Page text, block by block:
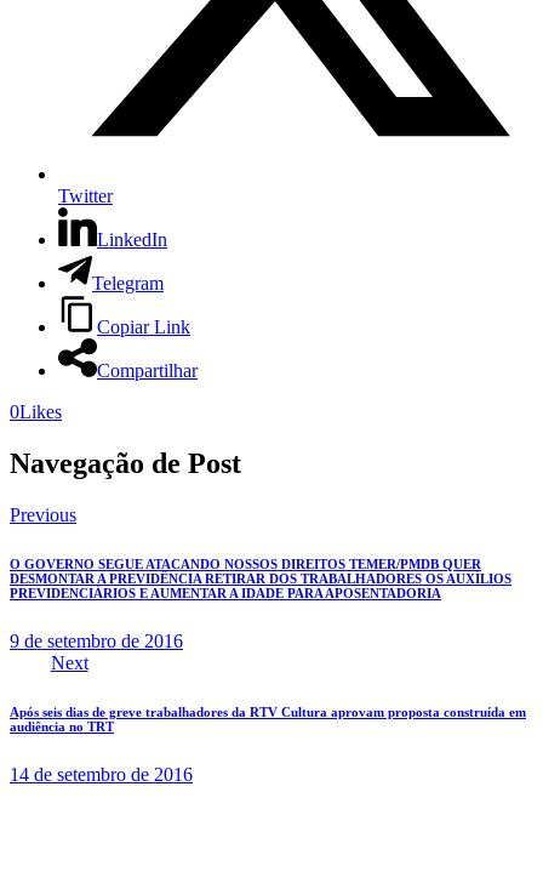
Twitter
LinkedIn
Telegram
Copiar Link
Compartilhar
0Likes
Navegação de Post
Previous
O GOVERNO SEGUE ATACANDO NOSSOS DIREITOS TEMER/PMDB QUER
DESMONTAR A PREVIDÊNCIA RETIRAR DOS TRABALHADORES OS AUXÍLIOS
PREVIDENCIÁRIOS E AUMENTAR A IDADE PARA APOSENTADORIA
9 de setembro de 2016
Next
Após seis dias de greve trabalhadores da RTV Cultura aprovam proposta construída em
audiência no TRT
14 de setembro de 2016